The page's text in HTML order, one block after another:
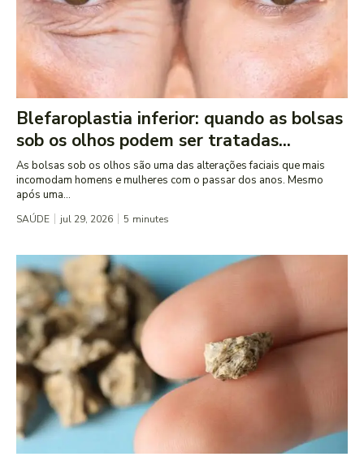
Blefaroplastia inferior: quando as bolsas
sob os olhos podem ser tratadas...
As bolsas sob os olhos são uma das alterações faciais que mais
incomodam homens e mulheres com o passar dos anos. Mesmo
após uma...
SAÚDE jul 29, 2026 5 minutes